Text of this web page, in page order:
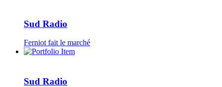
Sud Radio
Ferniot fait le marché
Sud Radio